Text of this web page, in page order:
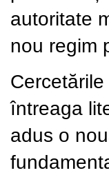
autoritate
nou regim
întreaga
adus o